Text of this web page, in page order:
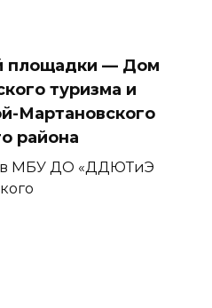
площадки — Дом
туризма и
Мартановского
района
в МБУ ДО «ДДЮТиЭ